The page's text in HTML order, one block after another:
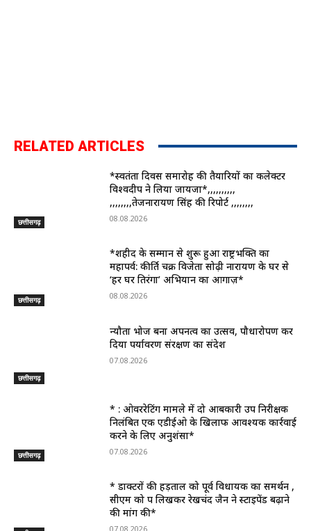
RELATED ARTICLES
छत्तीसगढ़
*स्वतंत्रता दिवस समारोह की तैयारियों का कलेक्टर
विश्वदीप ने लिया जायजा*,,,,,,,,,,
,,,,,,,,तेजनारायण सिंह की रिपोर्ट ,,,,,,,,
08.08.2026
छत्तीसगढ़
*शहीद के सम्मान से शुरू हुआ राष्ट्रभक्ति का
महापर्व: कीर्ति चक्र विजेता सोढ़ी नारायण के घर से
‘हर घर तिरंगा’ अभियान का आगाज़*
08.08.2026
छत्तीसगढ़
न्यौता भोज बना अपनत्व का उत्सव, पौधारोपण कर
दिया पर्यावरण संरक्षण का संदेश
07.08.2026
छत्तीसगढ़
* : ओवररेटिंग मामले में दो आबकारी उप निरीक्षक
निलंबित एक एडीईओ के खिलाफ आवश्यक कार्रवाई
करने के लिए अनुशंसा*
07.08.2026
* डाक्टरों की हड़ताल को पूर्व विधायक का समर्थन ,
सीएम को पत्र लिखकर रेखचंद जैन ने स्टाइपेंड बढ़ाने
की मांग की*
07.08.2026